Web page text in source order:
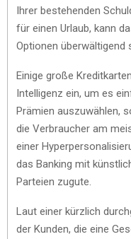
Ihrer bestehenden
für einen Urlaub, kann
Optionen überwältigend
Einige große
Intelligenz ein, um es
Prämien auszuwählen,
die Verbraucher am
einer
das Banking mit
Parteien zugute.
Laut einer kürzlich
der Kunden, die eine